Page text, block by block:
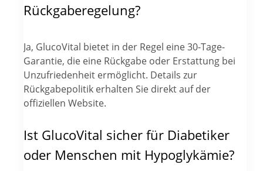
Rückgaberegelung?
Ja, GlucoVital bietet in der Regel eine 30-Tage-
Garantie, die eine Rückgabe oder Erstattung bei
Unzufriedenheit ermöglicht. Details zur
Rückgabepolitik erhalten Sie direkt auf der
offiziellen Website.
Ist GlucoVital sicher für Diabetiker
oder Menschen mit Hypoglykämie?